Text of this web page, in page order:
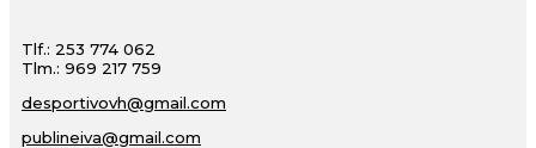
Tlf.: 253 774 062
Tlm.: 969 217 759
desportivovh@gmail.com
publineiva@gmail.com